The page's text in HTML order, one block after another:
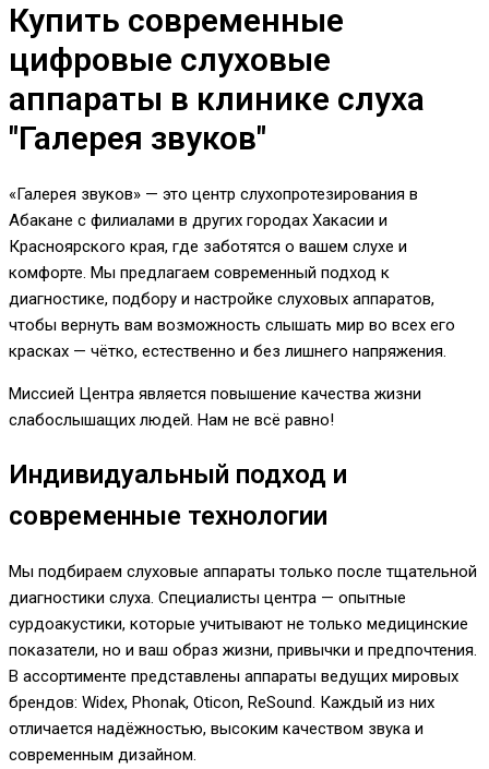
Купить современные
цифровые слуховые
аппараты в клинике слуха
"Галерея звуков"
«Галерея звуков» — это центр слухопротезирования в
Абакане с филиалами в других городах Хакасии и
Красноярского края, где заботятся о вашем слухе и
комфорте. Мы предлагаем современный подход к
диагностике, подбору и настройке слуховых аппаратов,
чтобы вернуть вам возможность слышать мир во всех его
красках — чётко, естественно и без лишнего напряжения.
Миссией Центра является повышение качества жизни
слабослышащих людей. Нам не всё равно!
Индивидуальный подход и
современные технологии
Мы подбираем слуховые аппараты только после тщательной
диагностики слуха. Специалисты центра — опытные
сурдоакустики, которые учитывают не только медицинские
показатели, но и ваш образ жизни, привычки и предпочтения.
В ассортименте представлены аппараты ведущих мировых
брендов: Widex, Phonak, Oticon, ReSound. Каждый из них
отличается надёжностью, высоким качеством звука и
современным дизайном.